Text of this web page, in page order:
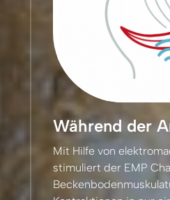
Während der
Mit Hilfe von
stimuliert der EMP